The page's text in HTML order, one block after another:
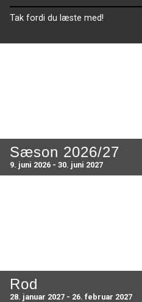
Tak fordi du læste med!
Sæson 2026/27
9. juni 2026 - 30. juni 2027
Rod
28. januar 2027 - 26. februar 2027